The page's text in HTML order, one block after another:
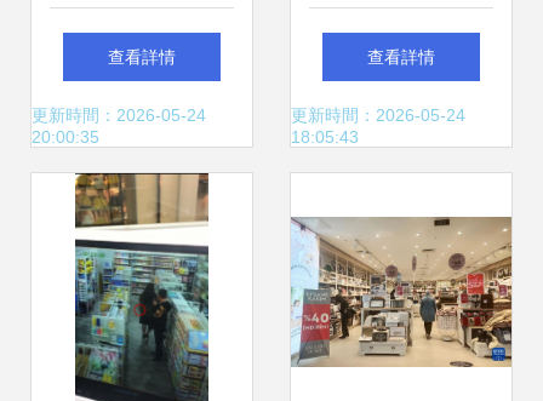
110馬力倉柵式載
貨車，開啟日用百
貨銷售新征程
查看詳情
更新時間：2026-05-24
20:00:35
信刷臉支付背景
下，二手日用百貨
牛qd21銷售策略
查看詳情
更新時間：2026-05-24
18:05:43